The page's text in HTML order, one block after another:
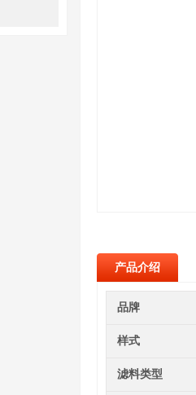
产品介绍
品牌
样式
滤料类型